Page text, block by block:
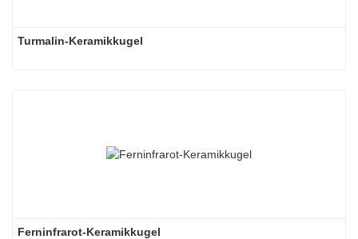
Turmalin-Keramikkugel
Ferninfrarot-Keramikkugel